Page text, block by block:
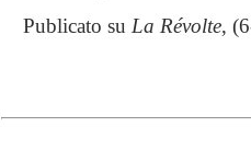
Publicato su La Révolte,